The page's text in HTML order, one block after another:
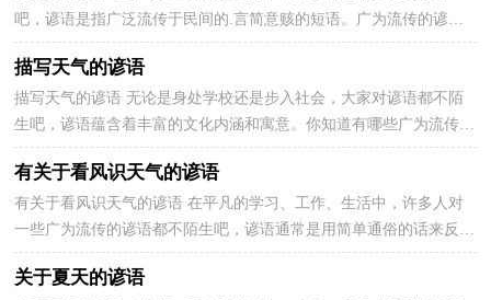
吧，谚语是指广泛流传于民间的.言简意赅的短语。广为流传的谚语
都有哪些呢？下面是小编为大家整理的经典英语谚语，欢迎...
描写天气的谚语
描写天气的谚语 无论是身处学校还是步入社会，大家对谚语都不陌
生吧，谚语蕴含着丰富的文化内涵和寓意。你知道有哪些广为流传的
谚语吗？以下是小编为大家收集的描写天气的谚语，仅...
有关于看风识天气的谚语
有关于看风识天气的谚语 在平凡的学习、工作、生活中，许多人对
一些广为流传的谚语都不陌生吧，谚语通常是用简单通俗的话来反映
深刻的道理。还记得都学过哪些谚语吗？下面是小编...
关于夏天的谚语